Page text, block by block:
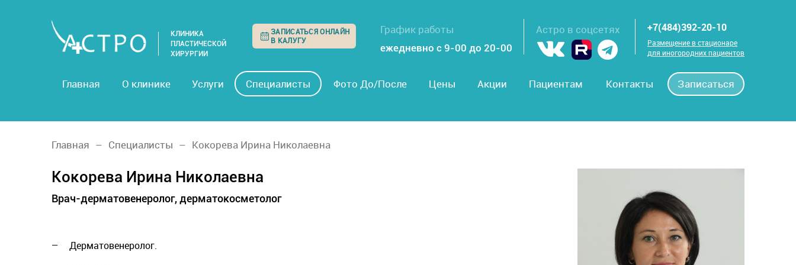
КЛИНИКА
ПЛАСТИЧЕСКОЙ
ХИРУРГИИ
ЗАПИСАТЬСЯ ОНЛАЙН
В КАЛУГУ
График работы
ежедневно с 9-00 до 20-00
Астро в соцсетях +7(484)392-20-10
Размещение в стационаре
для иногородних пациентов
Главная О клинике Услуги Специалисты Фото До/После Цены Акции Пациентам Контакты Записаться
Главная Специалисты Кокорева Ирина Николаевна
Кокорева Ирина Николаевна
Врач-дерматовенеролог, дерматокосметолог
Дерматовенеролог.